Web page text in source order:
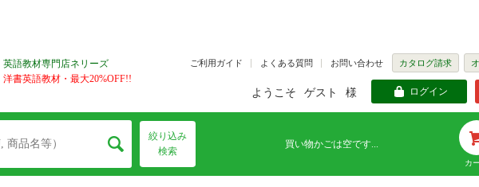
英語教材専門店ネリーズ
洋書英語教材・最大20%OFF!!
ご利用ガイド よくある質問 お問い合わせ カタログ請求
ようこそ ゲスト 様 ログイン
絞り込み
検索
買い物かごは空です...
カ